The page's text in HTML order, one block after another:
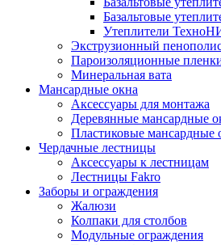
Базальтовые
Утеплители
Экструзионный
Пароизоляционные
Минеральная вата
Мансардные окна
Аксессуары для монтажа
Деревянные мансардные
Пластиковые мансардные
Чердачные лестницы
Аксессуары к лестницам
Лестницы Fakro
Заборы и ограждения
Жалюзи
Колпаки для столбов
Модульные ограждения